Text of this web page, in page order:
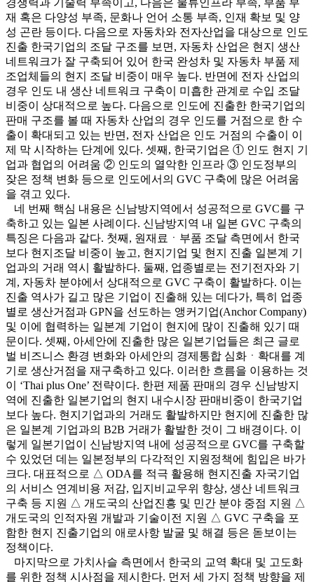
경쟁력과 기술력 부족이고, 다음은 물류인프라 부족, 부품 부
재 혹은 다양성 부족, 문화나 언어 소통 부족, 인재 확보 및 양
성 곤란 등이다. 다음으로 자동차와 전자산업을 대상으로 인도
진출 한국기업의 조달 구조를 보면, 자동차 산업은 현지 생산
네트워크가 잘 구축되어 있어 한국 완성차 및 자동차 부품 제
조업체들의 현지 조달 비중이 매우 높다. 반면에 전자 산업의
경우 인도 내 생산 네트워크 구축이 미흡한 관계로 수입 조달
비중이 상대적으로 높다. 다음으로 인도에 진출한 한국기업의
판매 구조를 볼 때 자동차 산업의 경우 인도를 거점으로 한 수
출이 확대되고 있는 반면, 전자 산업은 인도 거점의 수출이 이
제 막 시작하는 단계에 있다. 셋째, 한국기업은 ① 인도 현지 기
업과 협업의 어려움 ② 인도의 열악한 인프라 ③ 인도정부의
잦은 정책 변화 등으로 인도에서의 GVC 구축에 많은 어려움
을 겪고 있다.
네 번째 핵심 내용은 신남방지역에서 성공적으로 GVC를 구
축하고 있는 일본 사례이다. 신남방지역 내 일본 GVC 구축의
특징은 다음과 같다. 첫째, 원재료ㆍ부품 조달 측면에서 한국
보다 현지조달 비중이 높고, 현지기업 및 현지 진출 일본계 기
업과의 거래 역시 활발하다. 둘째, 업종별로는 전기전자와 기
계, 자동차 분야에서 상대적으로 GVC 구축이 활발하다. 이는
진출 역사가 길고 많은 기업이 진출해 있는 데다가, 특히 업종
별로 생산거점과 GPN을 선도하는 앵커기업(Anchor Company)
및 이에 협력하는 일본계 기업이 현지에 많이 진출해 있기 때
문이다. 셋째, 아세안에 진출한 많은 일본기업들은 최근 글로
벌 비즈니스 환경 변화와 아세안의 경제통합 심화ㆍ확대를 계
기로 생산거점을 재구축하고 있다. 이러한 흐름을 이용하는 것
이 ‘Thai plus One’ 전략이다. 한편 제품 판매의 경우 신남방지
역에 진출한 일본기업의 현지 내수시장 판매비중이 한국기업
보다 높다. 현지기업과의 거래도 활발하지만 현지에 진출한 많
은 일본계 기업과의 B2B 거래가 활발한 것이 그 배경이다. 이
렇게 일본기업이 신남방지역 내에 성공적으로 GVC를 구축할
수 있었던 데는 일본정부의 다각적인 지원정책에 힘입은 바가
크다. 대표적으로 △ ODA를 적극 활용해 현지진출 자국기업
의 서비스 연계비용 저감, 입지비교우위 향상, 생산 네트워크
구축 등 지원 △ 개도국의 산업진흥 및 민간 분야 중점 지원 △
개도국의 인적자원 개발과 기술이전 지원 △ GVC 구축을 포
함한 현지 진출기업의 애로사항 발굴 및 해결 등은 돋보이는
정책이다.
마지막으로 가치사슬 측면에서 한국의 교역 확대 및 고도화
를 위한 정책 시사점을 제시한다. 먼저 세 가지 정책 방향을 제